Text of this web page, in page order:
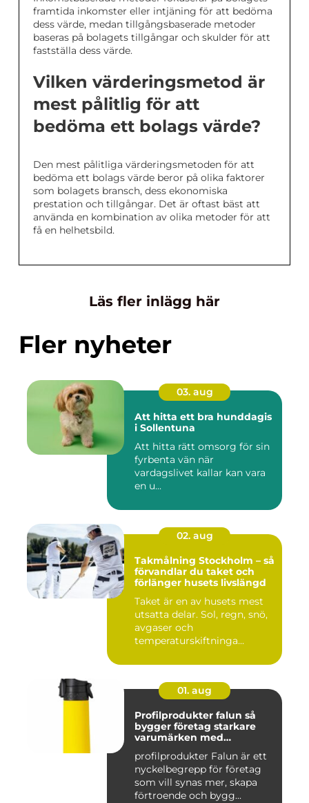
framtida inkomster eller intjäning för att bedöma
dess värde, medan tillgångsbaserade metoder
baseras på bolagets tillgångar och skulder för att
fastställa dess värde.
Vilken värderingsmetod är
mest pålitlig för att
bedöma ett bolags värde?
Den mest pålitliga värderingsmetoden för att
bedöma ett bolags värde beror på olika faktorer
som bolagets bransch, dess ekonomiska
prestation och tillgångar. Det är oftast bäst att
använda en kombination av olika metoder för att
få en helhetsbild.
Läs fler inlägg här
Fler nyheter
03. aug
Att hitta ett bra hunddagis
i Sollentuna
Att hitta rätt omsorg för sin
fyrbenta vän när
vardagslivet kallar kan vara
en u...
02. aug
Takmålning Stockholm – så
förvandlar du taket och
förlänger husets livslängd
Taket är en av husets mest
utsatta delar. Sol, regn, snö,
avgaser och
temperaturskiftninga...
01. aug
Profilprodukter falun så
bygger företag starkare
varumärken med
profilprodukter Falun är ett
nyckelbegrepp för företag
som vill synas mer, skapa
förtroende och bygg...